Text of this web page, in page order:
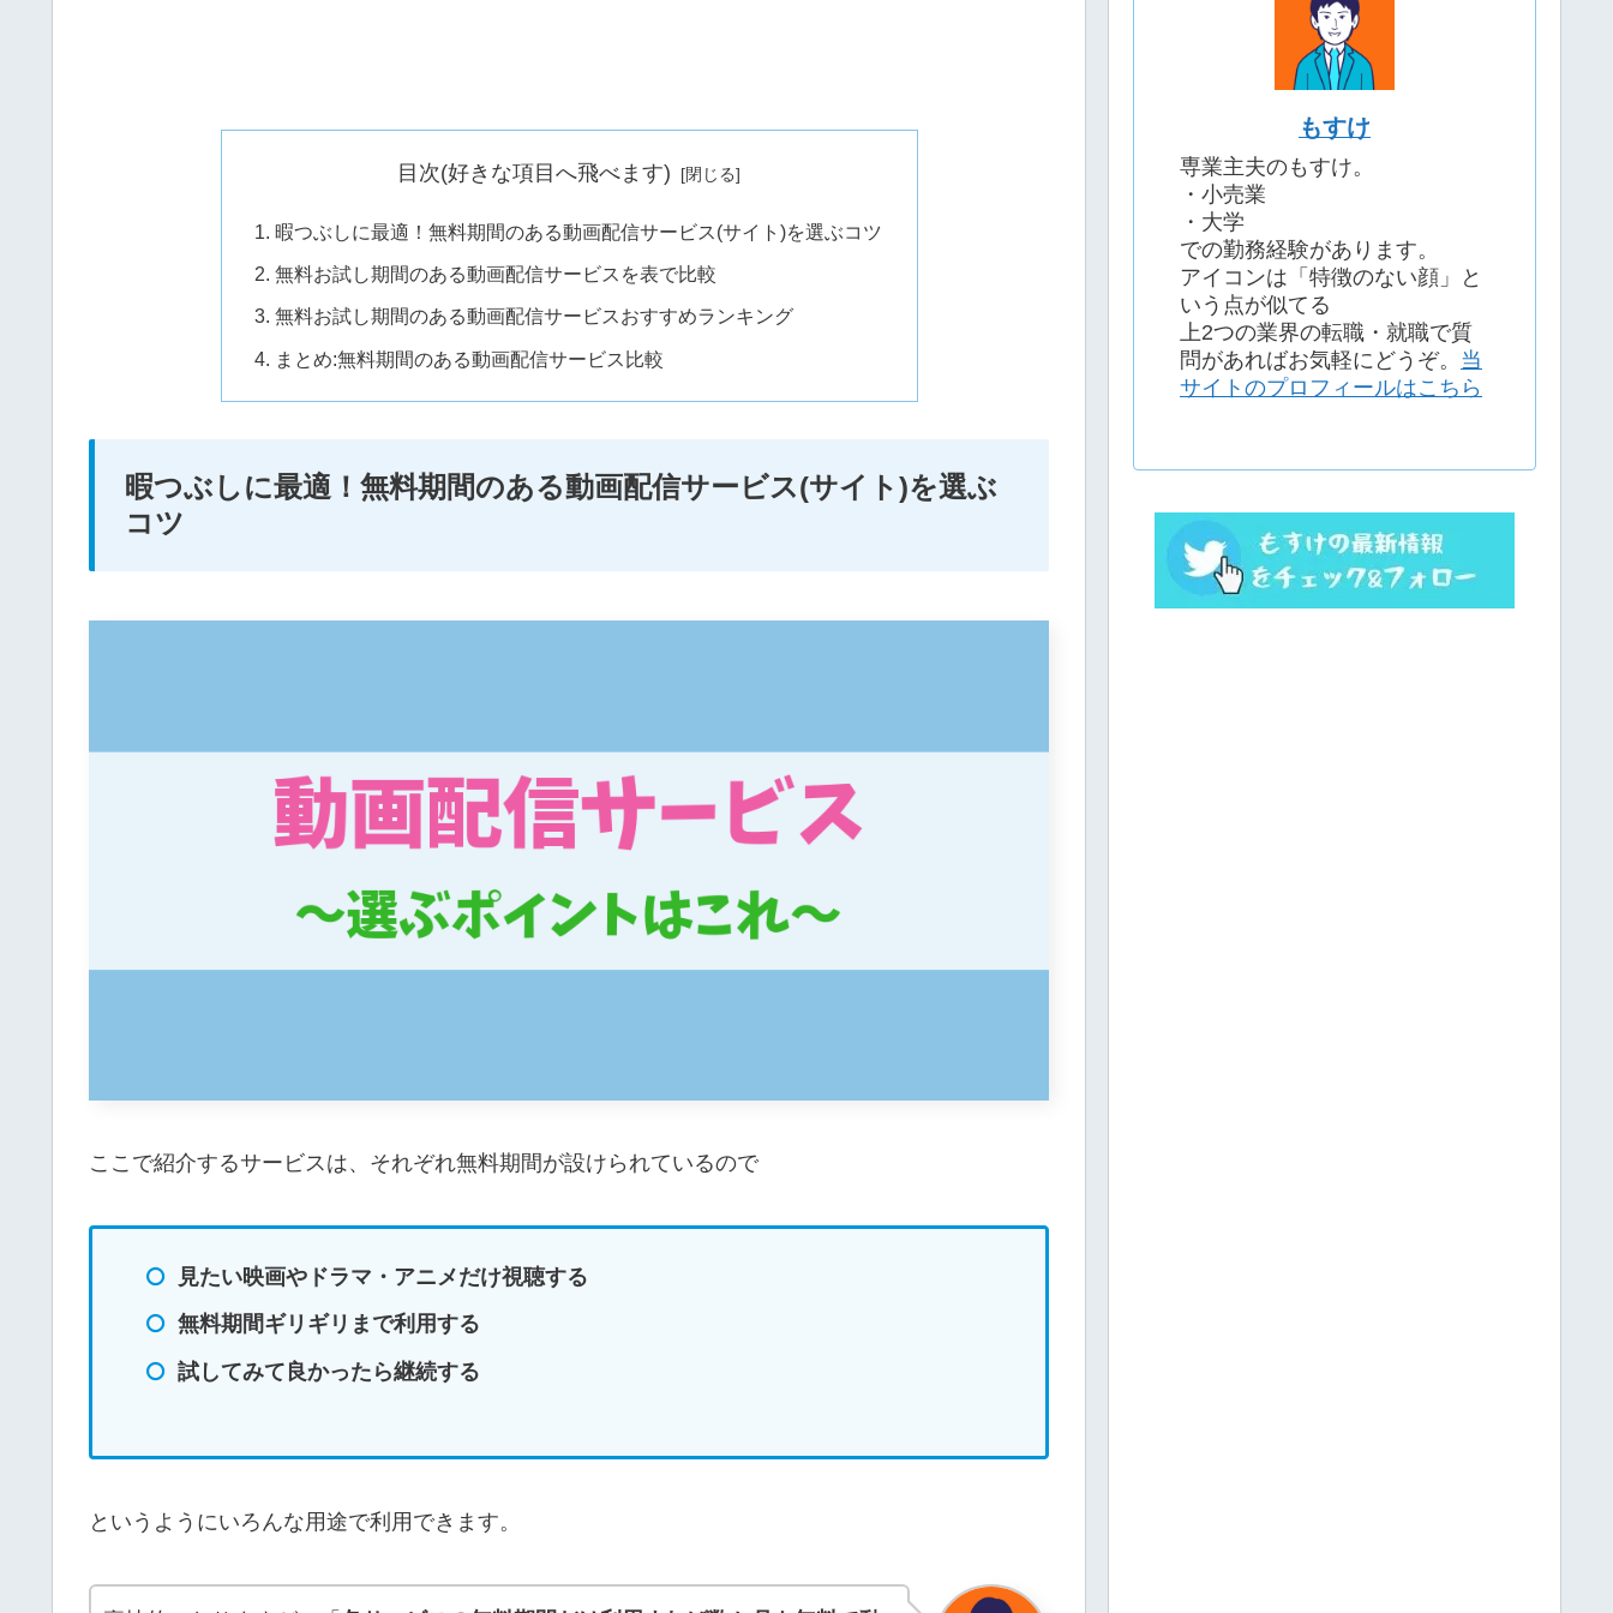
目次(好きな項目へ飛べます)
暇つぶしに最適！無料期間のある動画配信サービス(サイト)を選ぶコツ
無料お試し期間のある動画配信サービスを表で比較
無料お試し期間のある動画配信サービスおすすめランキング
まとめ:無料期間のある動画配信サービス比較
暇つぶしに最適！無料期間のある動画配信サービス(サイト)を選ぶ
コツ
ここで紹介するサービスは、それぞれ無料期間が設けられているので
見たい映画やドラマ・アニメだけ視聴する
無料期間ギリギリまで利用する
試してみて良かったら継続する
というようにいろんな用途で利用できます。
もすけ
専業主夫のもすけ。
・小売業
・大学
での勤務経験があります。
アイコンは「特徴のない顔」と
いう点が似てる
上2つの業界の転職・就職で質
問があればお気軽にどうぞ。 当
サイトのプロフィールはこちら